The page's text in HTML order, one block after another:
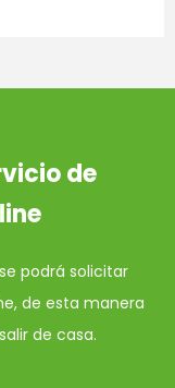
de
podrá solicitar
de esta manera
de casa.